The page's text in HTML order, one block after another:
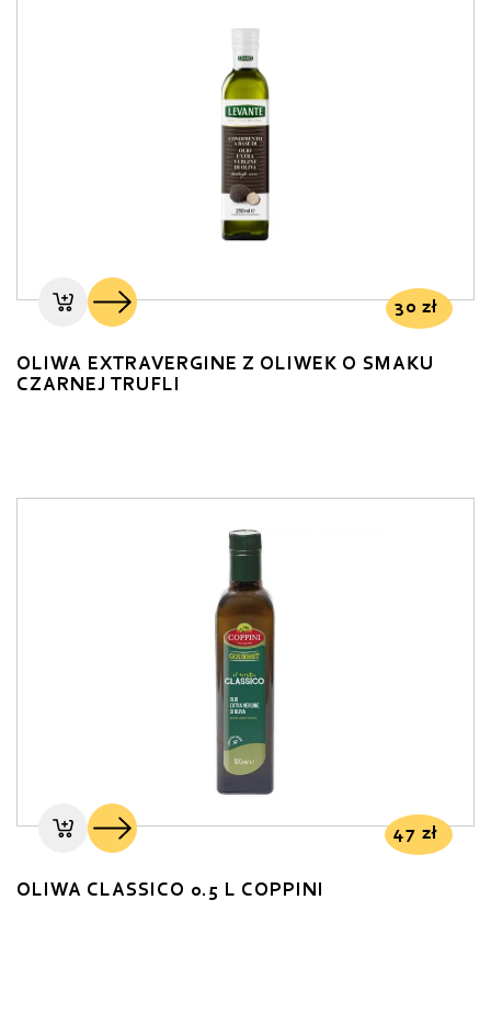
30 zł
OLIWA EXTRAVERGINE Z OLIWEK O SMAKU
CZARNEJ TRUFLI
47 zł
OLIWA CLASSICO 0.5 L COPPINI